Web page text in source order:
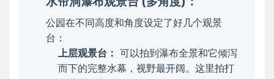
公园在不同高度和角度设定了好几个观景
台：
上层观景台： 可以拍到瀑布全景和它倾泻
而下的完整水幕，视野最开阔。这里拍打